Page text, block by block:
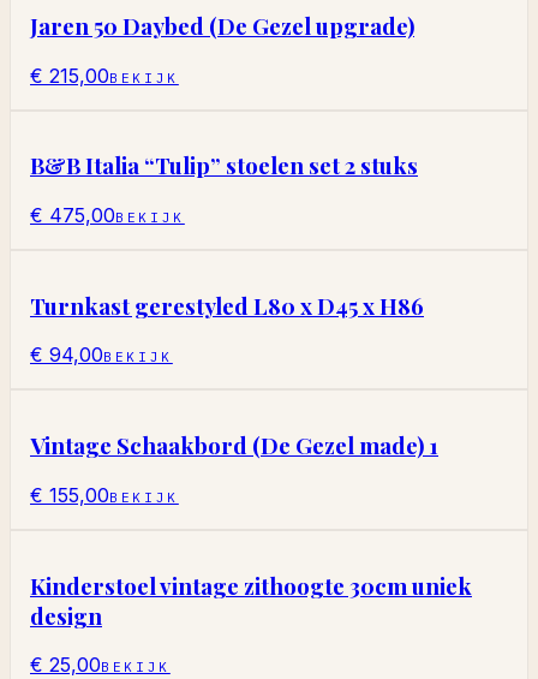
Jaren 50 Daybed (De Gezel upgrade)
€ 215,00BEKIJK
B&B Italia “Tulip” stoelen set 2 stuks
€ 475,00BEKIJK
Turnkast gerestyled L80 x D45 x H86
€ 94,00BEKIJK
Vintage Schaakbord (De Gezel made) 1
€ 155,00BEKIJK
Kinderstoel vintage zithoogte 30cm uniek
design
€ 25,00BEKIJK